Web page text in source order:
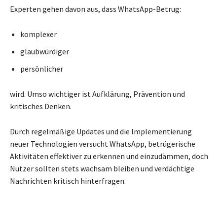
Experten gehen davon aus, dass WhatsApp-Betrug:
komplexer
glaubwürdiger
persönlicher
wird. Umso wichtiger ist Aufklärung, Prävention und
kritisches Denken.
Durch regelmäßige Updates und die Implementierung
neuer Technologien versucht WhatsApp, betrügerische
Aktivitäten effektiver zu erkennen und einzudämmen, doch
Nutzer sollten stets wachsam bleiben und verdächtige
Nachrichten kritisch hinterfragen.